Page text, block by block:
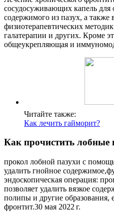
сосудосуживающих капель для
содержимого из пазух, а также
физиотерапевтических
галатерапии и других. Кроме
общеукрепляющая и
Читайте также:
Как лечить гайморит?
Как прочистить лобные
прокол лобной пазухи с
удалить гнойное
эндоскопическая операция:
позволяет удалить вязкое
полипы и другие образования,
фронтит.30 мая 2022 г.